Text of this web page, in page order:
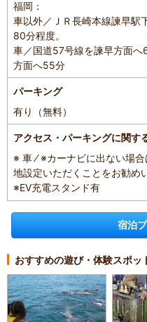
福岡：
車以外／ＪＲ長崎本線諫早駅
80分程度。
車／国道57号線を諫早方面
方面へ55分
パーキング
有り（無料）
アクセス・パーキングに関す
※ 車 ⁄ ※カーナビに出ない場
地設定いただくことをお勧め
※EV充電スタンド有
宿泊
おすすめの遊び・体験スポッ